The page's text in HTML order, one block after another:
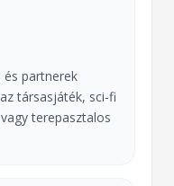
partnerek
társasjáték, sci-fi
terepasztalos